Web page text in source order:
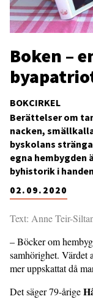
BOKCIRKEL
Boken –
02.09.2020
Berättelser om
nacken,
byskolans
egna hembygden
byhistorik i
Text: Anne Teir-
– Böcker om
samhörighet. Värdet
mer uppskattat då
Det säger 79-årige